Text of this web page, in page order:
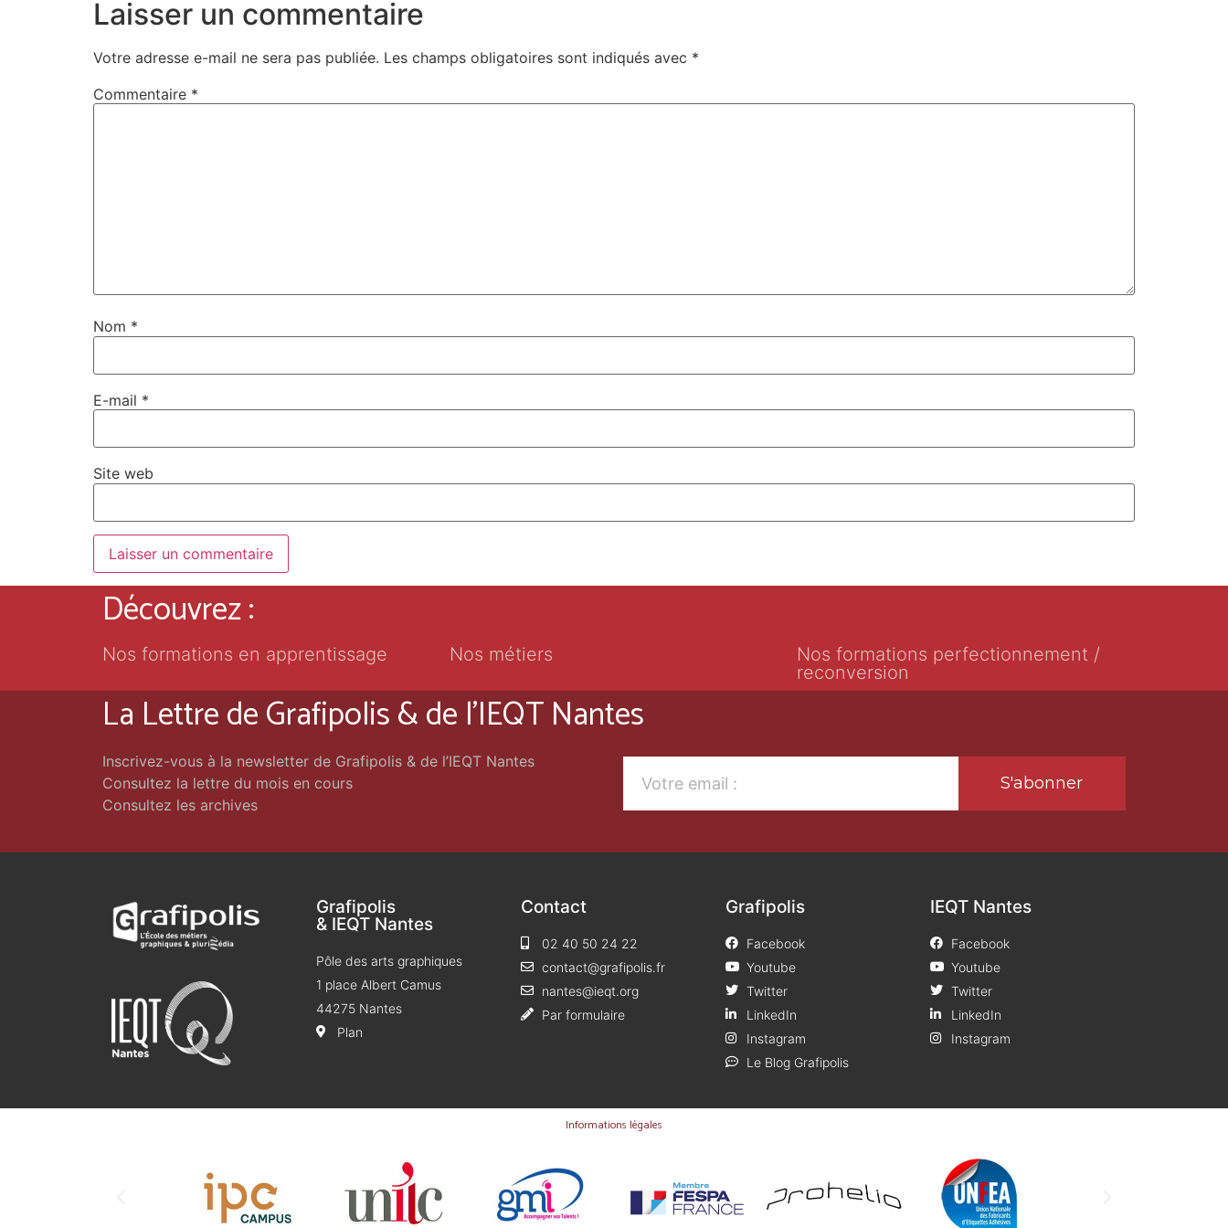
Laisser un commentaire
Votre adresse e-mail ne sera pas publiée. Les champs obligatoires sont indiqués avec *
Commentaire *
Nom *
E-mail *
Site web
Découvrez :
Nos formations en apprentissage Nos métiers
Nos formations perfectionnement /
reconversion
La Lettre de Grafipolis & de l'IEQT Nantes
Inscrivez-vous à la newsletter de Grafipolis & de l’IEQT Nantes
Consultez la lettre du mois en cours
Consultez les archives
S'abonner
Grafipolis
& IEQT Nantes
Pôle des arts graphiques
1 place Albert Camus
44275 Nantes
Plan
Contact
02 40 50 24 22
contact@grafipolis.fr
nantes@ieqt.org
Par formulaire
Grafipolis
Facebook
Youtube
Twitter
LinkedIn
Instagram
Le Blog Grafipolis
IEQT Nantes
Facebook
Youtube
Twitter
LinkedIn
Instagram
Informations légales